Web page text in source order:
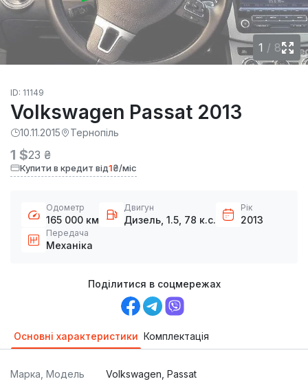
1 / 8
ID: 11149
Volkswagen Passat 2013
10.11.2015 Тернопіль
1 $23 ₴
Купити в кредит від1₴/міс
Одометр
165 000 км
Двигун
Дизель, 1.5, 78 к.с.
Рік
2013
Передача
Механіка
Поділитися в соцмережах
Основні характеристики Комплектація
Марка, Модель Volkswagen, Passat